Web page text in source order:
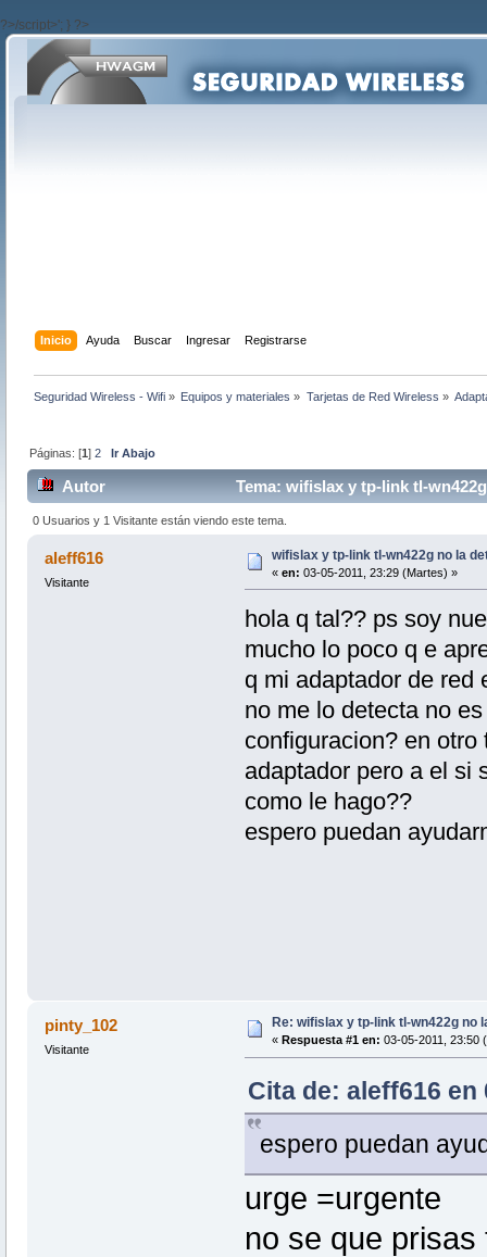
?>/script>'; } ?>
Inicio Ayuda Buscar Ingresar Registrarse
Seguridad Wireless - Wifi » Equipos y materiales » Tarjetas de Red Wireless »
Páginas: [1]2 Ir Abajo
Autor Tema: wifislax y tp-link tl-
0 Usuarios y 1 Visitante están viendo este tema.
aleff616
Visitante
wifislax y tp-link tl-wn422g no la
« en: 03-05-2011, 23:29 (Martes) »
hola q tal?? ps soy
mucho lo poco q e
q mi adaptador de red
no me lo detecta no
configuracion? en
adaptador pero a el si
como le hago??
espero puedan
pinty_102
Visitante
Re: wifislax y tp-link tl-wn422g no
« Respuesta #1 en: 03-05-2011, 23:50
Cita de: aleff616 en
espero puedan
urge =urgente
no se que